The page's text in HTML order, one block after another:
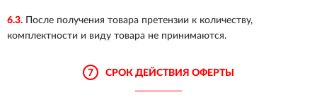
6.3. После получения товара претензии к количеству,
комплектности и виду товара не принимаются.
7 СРОК ДЕЙСТВИЯ ОФЕРТЫ